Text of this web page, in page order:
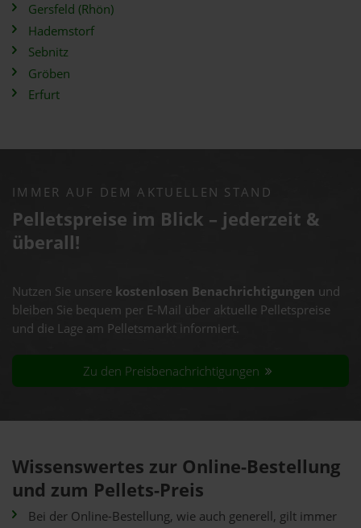
Gersfeld (Rhön)
Hademstorf
Sebnitz
Gröben
Erfurt
IMMER AUF DEM AKTUELLEN STAND
Pelletspreise im Blick – jederzeit &
überall!
Nutzen Sie unsere kostenlosen Benachrichtigungen und
bleiben Sie bequem per E-Mail über aktuelle Pelletspreise
und die Lage am Pelletsmarkt informiert.
Zu den Preisbenachrichtigungen
Wissenswertes zur Online-Bestellung
und zum Pellets-Preis
Bei der Online-Bestellung, wie auch generell, gilt immer